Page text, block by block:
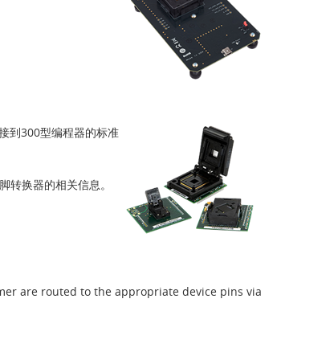
到300型编程器的标准
换器的相关信息。
are routed to the appropriate device pins via